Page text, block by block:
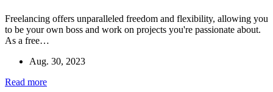
Freelancing offers unparalleled freedom and flexibility, allowing you
to be your own boss and work on projects you're passionate about.
As a free…
Aug. 30, 2023
Read more